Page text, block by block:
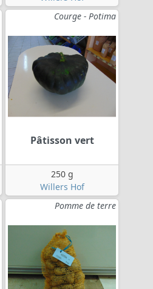
Courge - Potima
Pâtisson vert
250 g
Willers Hof
Pomme de terre